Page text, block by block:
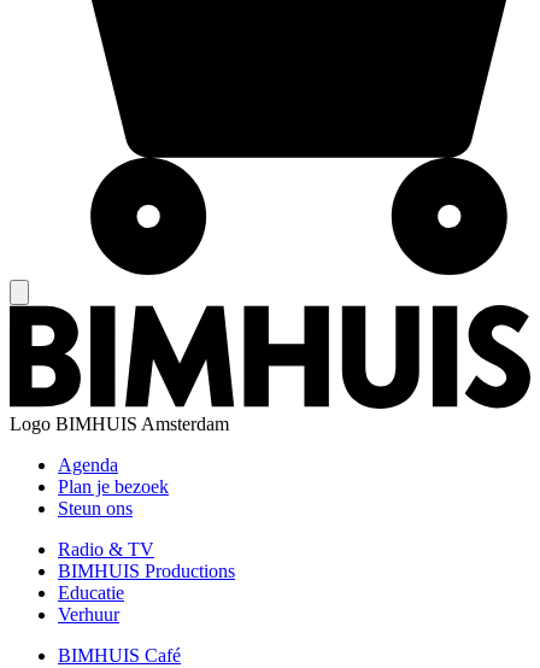
Logo BIMHUIS Amsterdam
Agenda
Plan je bezoek
Steun ons
Radio & TV
BIMHUIS Productions
Educatie
Verhuur
BIMHUIS Café